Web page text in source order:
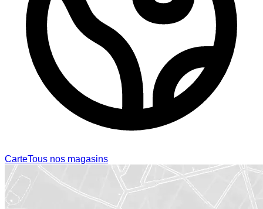
CarteTous nos magasins